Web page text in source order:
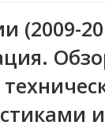
(2009-